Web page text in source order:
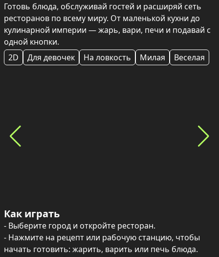
Готовь блюда, обслуживай гостей и расширяй сеть
ресторанов по всему миру. От маленькой кухни до
кулинарной империи — жарь, вари, печи и подавай с
одной кнопки.
2D
Для девочек На ловкость Милая Веселая
Как играть
- Выберите город и откройте ресторан.
- Нажмите на рецепт или рабочую станцию, чтобы
начать готовить: жарить, варить или печь блюда.